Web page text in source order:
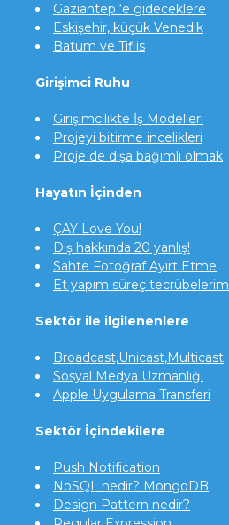
Gaziantep ‘e gideceklere
Eskişehir, küçük Venedik
Batum ve Tiflis
Girişimci Ruhu
Girişimcilikte İş Modelleri
Projeyi bitirme incelikleri
Proje de dışa bağımlı olmak
Hayatın İçinden
ÇAY Love You!
Diş hakkında 20 yanlış!
Sahte Fotoğraf Ayırt Etme
Et yapım süreç tecrübelerim
Sektör ile ilgilenenlere
Broadcast,Unicast,Multicast
Sosyal Medya Uzmanlığı
Apple Uygulama Transferi
Sektör İçindekilere
Push Notification
NoSQL nedir? MongoDB
Design Pattern nedir?